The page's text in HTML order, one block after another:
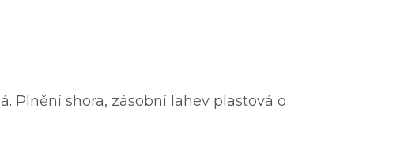
Plnění shora, zásobní lahev plastová o